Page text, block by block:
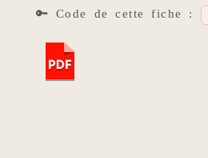
🔑 Code de cette fiche :